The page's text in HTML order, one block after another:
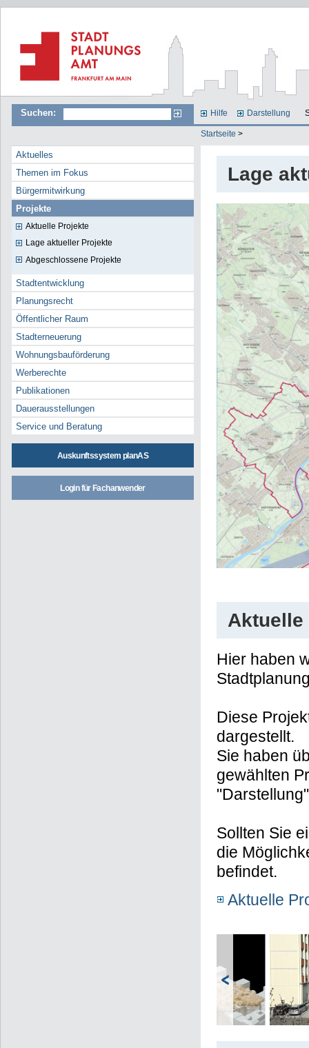
Suchen: Hilfe Darstellung
Startseite >
Aktuelles
Themen im Fokus
Bürgermitwirkung
Projekte
Aktuelle Projekte
Lage aktueller Projekte
Abgeschlossene Projekte
Stadtentwicklung
Planungsrecht
Öffentlicher Raum
Stadterneuerung
Wohnungsbauförderung
Werberechte
Publikationen
Dauerausstellungen
Service und Beratung
Auskunftssystem planAS
Login für Fachanwender
Lage
Aktuelle
Hier haben
Diese
dargestellt.
Sie haben
gewählten
Sollten Sie
die
befindet.
Aktuelle